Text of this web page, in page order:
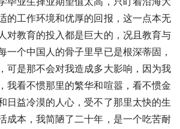
的工作环境和优厚的回报，这一点本无
对教育的投入都是巨大的，况且教育与
一个中国人的骨子里早已是根深蒂固，
可是那不会对我造成多大影响，因为我
我看不惯那里的繁华和喧嚣，看不惯金
日益冷漠的人心，受不了那里太快的生
成本，我简陋了二十年，是一个吃苦耐